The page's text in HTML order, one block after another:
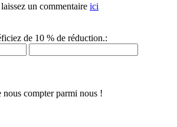
un commentaire ici
de 10 % de réduction.:
nous compter parmi nous !